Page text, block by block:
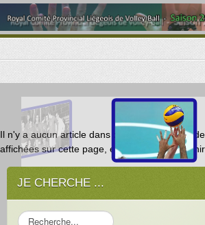
Il n'y a aucun article dans cette catégorie. Si
affichées sur cette page, elles peuvent
JE CHERCHE ...
R